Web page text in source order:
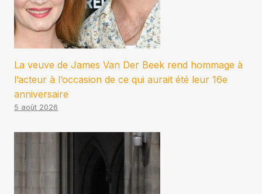
La veuve de James Van Der Beek rend hommage à
l’acteur à l’occasion de ce qui aurait été leur 16e
anniversaire
5 août 2026